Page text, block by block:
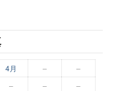
4月 –
–
– – –